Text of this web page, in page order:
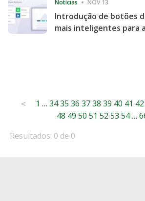
Notícias NOV 13
Introdução de botões
mais inteligentes para
Posts
pagination
< 1 … 3435 36 3738 39 40 41 42
48 49 50 51 52 53 54 …
Resultados: 0 de 0